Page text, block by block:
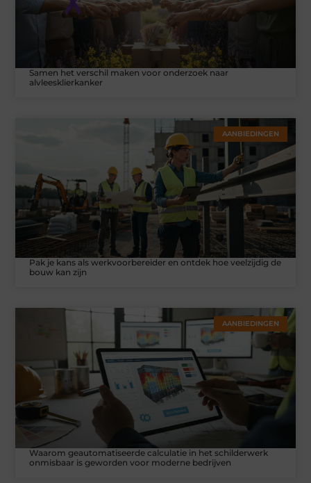
Samen het verschil maken voor onderzoek naar
alvleesklierkanker
AANBIEDINGEN
Pak je kans als werkvoorbereider en ontdek hoe veelzijdig de
bouw kan zijn
AANBIEDINGEN
Waarom geautomatiseerde calculatie in het schilderwerk
onmisbaar is geworden voor moderne bedrijven